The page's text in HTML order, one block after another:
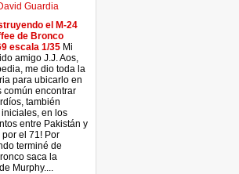
Guardia
el M-24
de Bronco
escala 1/35 Mi
amigo J.J. Aos,
me dio toda la
para ubicarlo en
común encontrar
también
iniciales, en los
entre Pakistán y
el 71! Por
terminé de
saca la
Murphy....